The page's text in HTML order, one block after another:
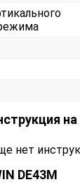
нет
DE43M